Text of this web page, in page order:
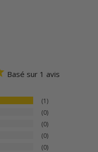
Basé sur 1 avis
1
0
0
0
0